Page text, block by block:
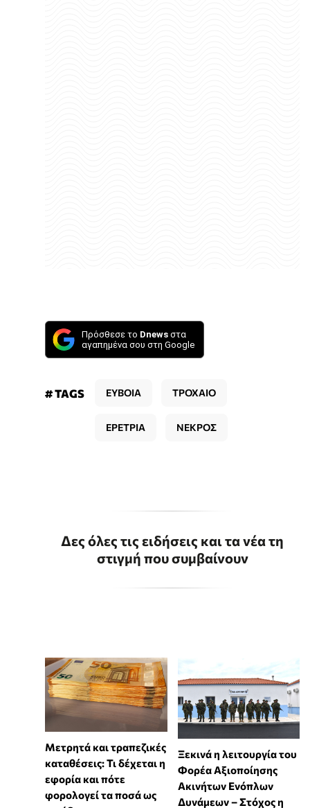
Πρόσθεσε το Dnews στα
αγαπημένα σου στη Google
# TAGS ΕΥΒΟΙΑ ΤΡΟΧΑΙΟ
ΕΡΕΤΡΙΑ ΝΕΚΡΟΣ
Δες όλες τις ειδήσεις και τα νέα τη
στιγμή που συμβαίνουν
Μετρητά και τραπεζικές
καταθέσεις: Τι δέχεται η
εφορία και πότε
φορολογεί τα ποσά ως
Ξεκινά η λειτουργία του
Φορέα Αξιοποίησης
Ακινήτων Ενόπλων
Δυνάμεων – Στόχος η